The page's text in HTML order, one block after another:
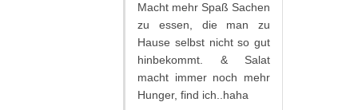
Macht mehr Spaß Sachen
zu essen, die man zu
Hause selbst nicht so gut
hinbekommt. & Salat
macht immer noch mehr
Hunger, find ich..haha